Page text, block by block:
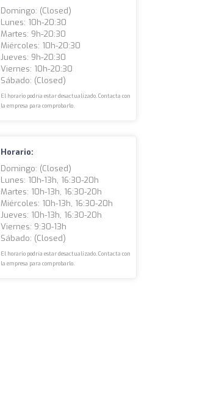
Domingo: (closed)
Lunes: 10h-20:30
Martes: 9h-20:30
Miércoles: 10h-20:30
Jueves: 9h-20:30
Viernes: 10h-20:30
Sábado: (closed)
El horario podría estar desactualizado. Contacta con
la empresa para comprobarlo.
Horario:
Domingo: (closed)
Lunes: 10h-13h, 16:30-20h
Martes: 10h-13h, 16:30-20h
Miércoles: 10h-13h, 16:30-20h
Jueves: 10h-13h, 16:30-20h
Viernes: 9:30-13h
Sábado: (closed)
El horario podría estar desactualizado. Contacta con
la empresa para comprobarlo.